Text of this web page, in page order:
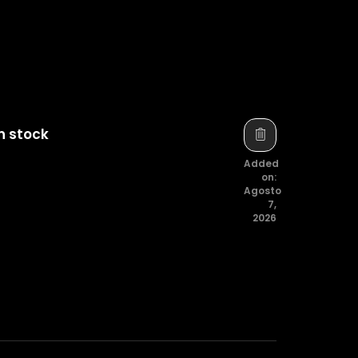
stock
Added
on:
Agosto
7,
2026